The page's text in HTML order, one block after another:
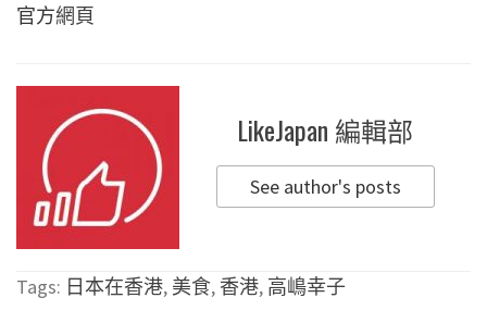
官方網頁
LikeJapan 編輯部
See author's posts
Tags: 日本在香港, 美食, 香港, 高嶋幸子